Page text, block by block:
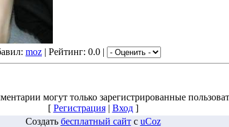
moz | Рейтинг: 0.0 |
могут только зарегистрированные
[ Регистрация| Вход]
Создать бесплатный сайтс uCoz